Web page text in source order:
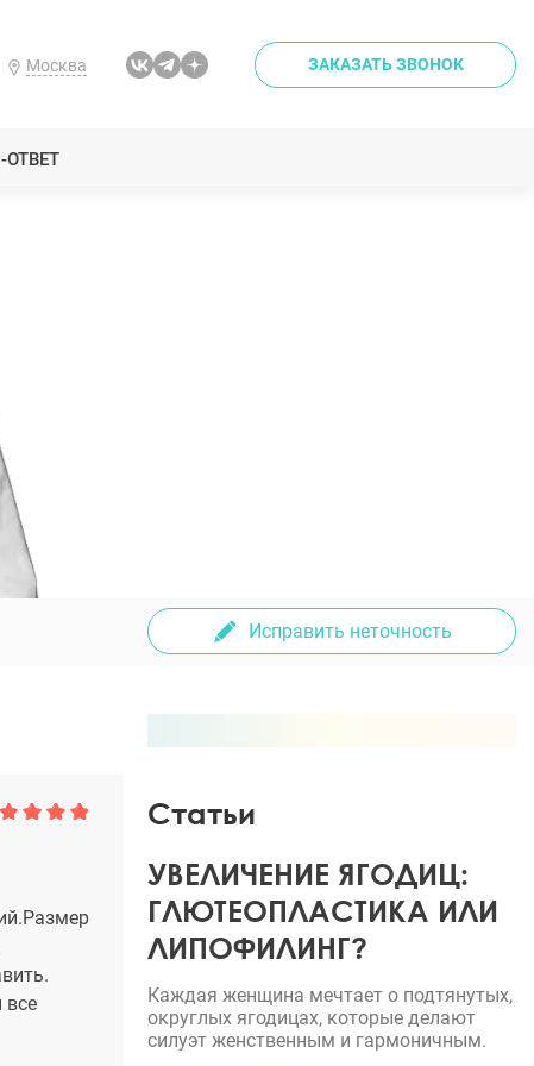
Москва ЗАКАЗАТЬ ЗВОНОК
Исправить неточность
все
Статьи
УВЕЛИЧЕНИЕ ЯГОДИЦ:
ГЛЮТЕОПЛАСТИКА ИЛИ
ЛИПОФИЛИНГ?
Каждая женщина мечтает о подтянутых,
округлых ягодицах, которые делают
силуэт женственным и гармоничным.